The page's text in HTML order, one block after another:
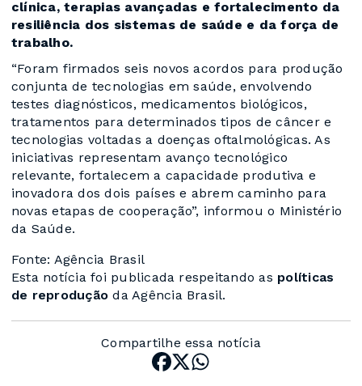
clínica, terapias avançadas e fortalecimento da
resiliência dos sistemas de saúde e da força de
trabalho.
“Foram firmados seis novos acordos para produção
conjunta de tecnologias em saúde, envolvendo
testes diagnósticos, medicamentos biológicos,
tratamentos para determinados tipos de câncer e
tecnologias voltadas a doenças oftalmológicas. As
iniciativas representam avanço tecnológico
relevante, fortalecem a capacidade produtiva e
inovadora dos dois países e abrem caminho para
novas etapas de cooperação”, informou o Ministério
da Saúde.
Fonte: Agência Brasil
Esta notícia foi publicada respeitando as políticas
de reprodução da Agência Brasil.
Compartilhe essa notícia